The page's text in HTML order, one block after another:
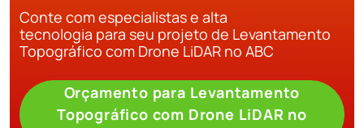
Conte com especialistas e alta
tecnologia para seu projeto de Levantamento
Topográfico com Drone LiDAR no ABC
Orçamento para Levantamento
Topográfico com Drone LiDAR no